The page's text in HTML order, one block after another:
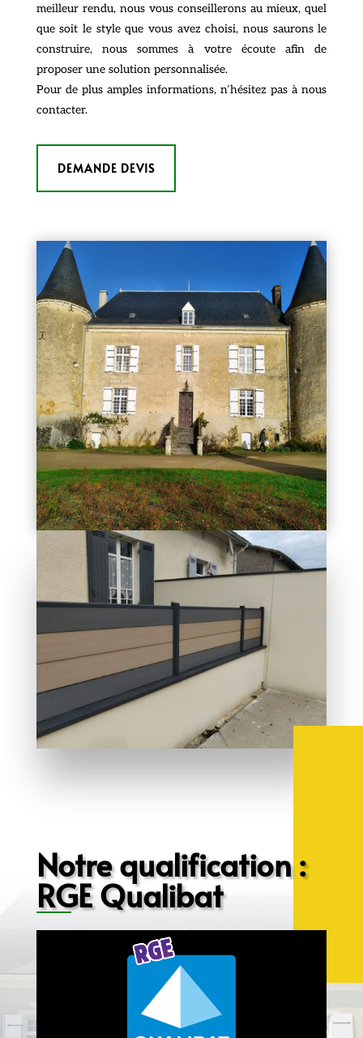
meilleur rendu, nous vous conseillerons au mieux, quel
que soit le style que vous avez choisi, nous saurons le
construire, nous sommes à votre écoute afin de
proposer une solution personnalisée.
Pour de plus amples informations, n’hésitez pas à nous
contacter.
DEMANDE DEVIS
Notre qualification :
RGE Qualibat